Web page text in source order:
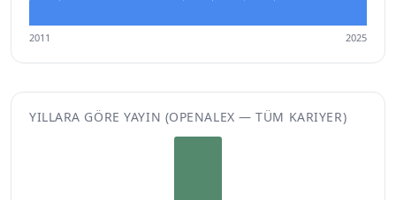
2011 2025
YILLARA GÖRE YAYIN (OPENALEX — TÜM KARIYER)